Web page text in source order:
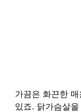
가끔은 화끈한
있죠. 닭가슴살